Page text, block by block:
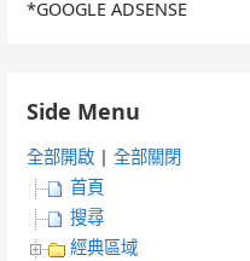
*GOOGLE ADSENSE
Side Menu
全部開啟 |全部關閉
首頁
搜尋
經典區域